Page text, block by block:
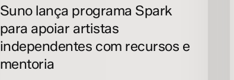
Suno lança programa Spark
para apoiar artistas
independentes com recursos e
mentoria